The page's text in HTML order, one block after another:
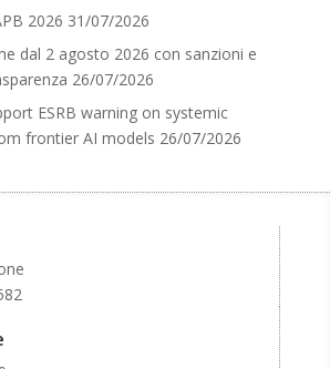
2026 31/07/2026
dal 2 agosto 2026 con sanzioni e
26/07/2026
ESRB warning on systemic
frontier AI models 26/07/2026